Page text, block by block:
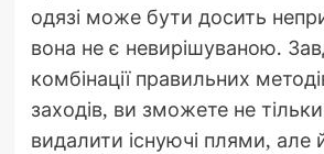
одязі може бути досить
вона не є невирішуваною.
комбінації правильних
заходів, ви зможете не
видалити існуючі плями, але